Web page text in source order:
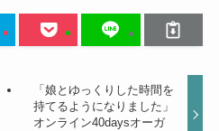
「娘とゆっくりした時間を
持てるようになりました」
オンライン40daysオーガ